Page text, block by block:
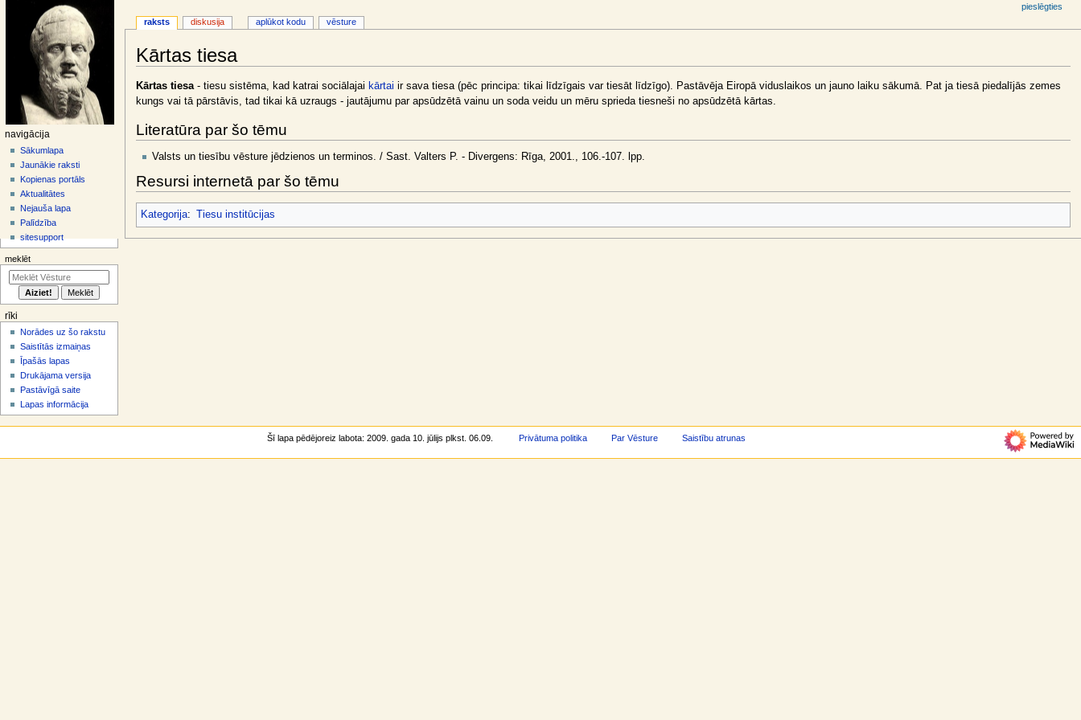
Kārtas tiesa
Jump
to
Jump
to
Kārtas tiesa- tiesu sistēma, kad katrai sociālajai kārtai ir sava tiesa (pēc principa: tikai līdzīgais var tiesāt līdzīgo). Pastāvēja Eiropā viduslaikos un jauno laiku sākumā. Pat ja tiesā piedalījās zemes
kungs vai tā pārstāvis, tad tikai kā uzraugs - jautājumu par apsūdzētā vainu un soda veidu un mēru sprieda tiesneši no apsūdzētā kārtas.
Literatūra par šo tēmu
Valsts un tiesību vēsture jēdzienos un terminos. / Sast. Valters P. - Divergens: Rīga, 2001., 106.-107. lpp.
Resursi internetā par šo tēmu
Kategorija: Tiesu institūcijas
N
c
s
n
raksts diskusija aplūkot kodu vēsture
pieslēgties
navigācija
Sākumlapa
Jaunākie raksti
Kopienas portāls
Aktualitātes
Nejauša lapa
Palīdzība
sitesupport
meklēt
rīki
Norādes uz šo rakstu
Saistītās izmaiņas
Īpašās lapas
Drukājama versija
Pastāvīgā saite
Lapas informācija
Šī lapa pēdējoreiz labota: 2009. gada 10. jūlijs plkst. 06.09. Privātuma politika Par Vēsture Saistību atrunas